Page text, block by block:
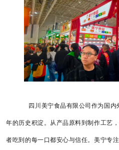
四川美宁食品有限公司作为国
年的历史积淀。从产品原料到制作工艺
者吃到的每一口都安心与信任。美宁专